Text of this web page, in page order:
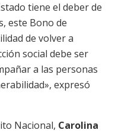
tiene el deber de
este Bono de
de volver a
social debe ser
a las personas
expresó
Nacional, Carolina